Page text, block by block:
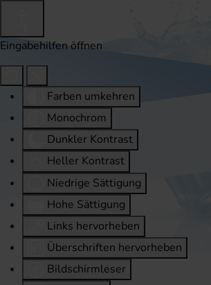
Eingabehilfen öffnen
Farben umkehren
Monochrom
Dunkler Kontrast
Heller Kontrast
Niedrige Sättigung
Hohe Sättigung
Links hervorheben
Überschriften hervorheben
Bildschirmleser